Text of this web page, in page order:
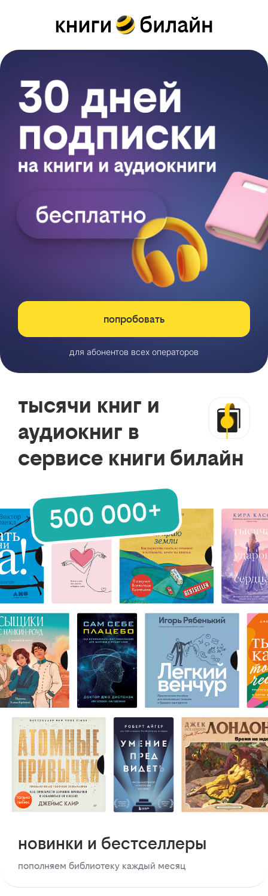
попробовать
для абонентов всех операторов
тысячи книг и
аудиокниг в
сервисе книги билайн
новинки и бестселлеры
пополняем библиотеку каждый месяц